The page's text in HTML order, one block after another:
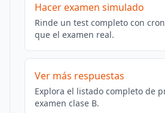
Hacer examen simulado
Rinde un test completo con
que el examen real.
Ver más respuestas
Explora el listado completo de
examen clase B.